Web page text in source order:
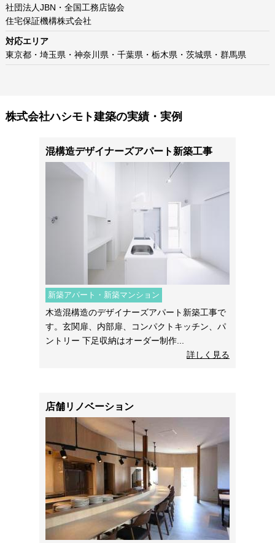
社団法人JBN・全国工務店協会
住宅保証機構株式会社
対応エリア
東京都・埼玉県・神奈川県・千葉県・栃木県・茨城県・群馬県
株式会社ハシモト建築の実績・実例
混構造デザイナーズアパート新築工事
新築アパート・新築マンション
木造混構造のデザイナーズアパート新築工事で
す。玄関扉、内部扉、コンパクトキッチン、パ
ントリー 下足収納はオーダー制作...
詳しく見る
店舗リノベーション